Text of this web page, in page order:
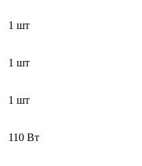
1 шт
1 шт
1 шт
110 Вт